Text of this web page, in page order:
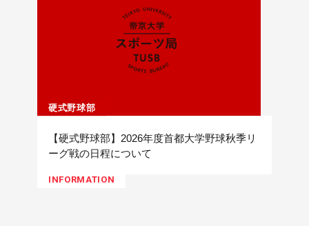
硬式野球部
【硬式野球部】2026年度首都大学野球秋季リ
ーグ戦の日程について
INFORMATION